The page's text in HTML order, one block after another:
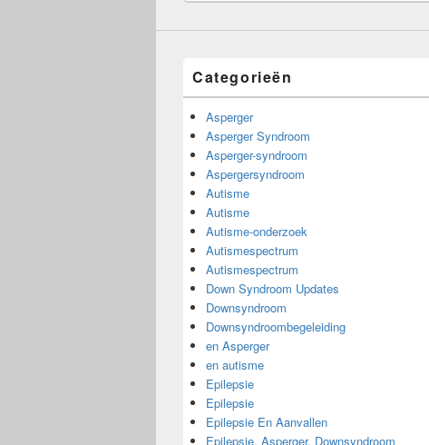
Categorieën
Asperger
Asperger Syndroom
Asperger-syndroom
Aspergersyndroom
Autisme
Autisme
Autisme-onderzoek
Autismespectrum
Autismespectrum
Down Syndroom Updates
Downsyndroom
Downsyndroombegeleiding
en Asperger
en autisme
Epilepsie
Epilepsie
Epilepsie En Aanvallen
Epilepsie, Asperger, Downsyndroom